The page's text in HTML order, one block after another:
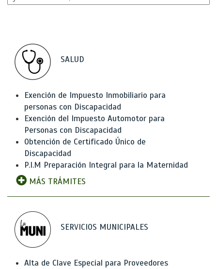
SALUD
Exención de Impuesto Inmobiliario para
personas con Discapacidad
Exención del Impuesto Automotor para
Personas con Discapacidad
Obtención de Certificado Único de
Discapacidad
P.I.M Preparación Integral para la Maternidad
MÁS TRÁMITES
SERVICIOS MUNICIPALES
Alta de Clave Especial para Proveedores